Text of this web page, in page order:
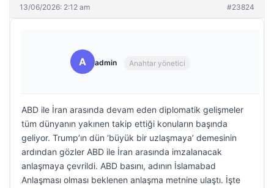
13/06/2026: 2:12 am #23824
A admin Anahtar yönetici
ABD ile İran arasında devam eden diplomatik gelişmeler
tüm dünyanın yakınen takip ettiği konuların başında
geliyor. Trump’ın dün ‘büyük bir uzlaşmaya’ demesinin
ardından gözler ABD ile İran arasında imzalanacak
anlaşmaya çevrildi. ABD basını, adının İslamabad
Anlaşması olması beklenen anlaşma metnine ulaştı. İşte